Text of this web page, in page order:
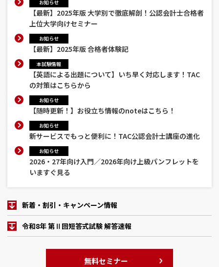
お知らせ
【最新】2025年版 大学別で徹底解剖！公認会計士合格者
上位大学向けセミナー
お知らせ
【最新】2025年版 合格者体験記
本試験情報
【英語による出題について】いち早く対応します！TAC
の対策はこちらから
お知らせ
【随時更新！】お役立ち情報のnoteはこちら！
お知らせ
新サービスでもっと便利に！TAC公認会計士講座の進化
お知らせ
2026・27年向け入門／2026年向け上級パンフレットを
いますぐ見る
新着・割引・キャンペーン情報
令和8年 第Ⅱ回短答式試験 解答速報
無料セミナー